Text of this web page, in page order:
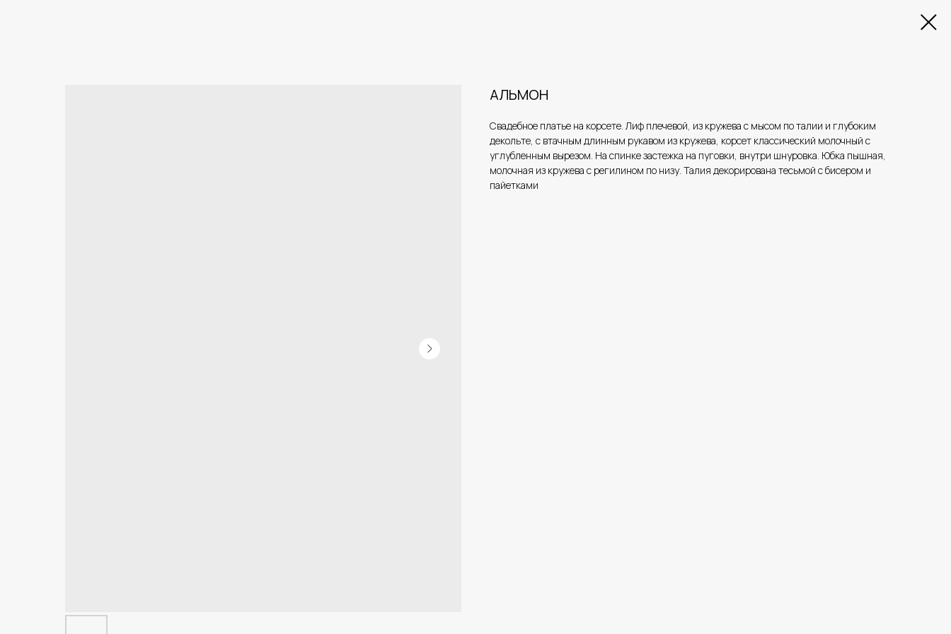
АЛЬМОН
Свадебное платье на корсете. Лиф плечевой, из кружева с мысом по талии и глубоким
декольте, с втачным длинным рукавом из кружева, корсет классический молочный с
углубленным вырезом. На спинке застежка на пуговки, внутри шнуровка. Юбка пышная,
молочная из кружева с регилином по низу. Талия декорирована тесьмой с бисером и
пайетками